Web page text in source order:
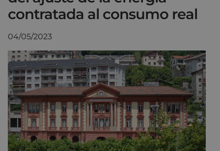
contratada al consumo real
04/05/2023